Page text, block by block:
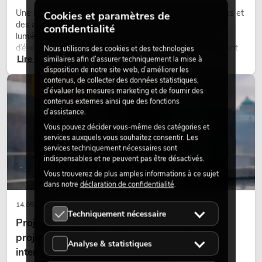
Une lumière très chaude, des surfaces lumineuses visibles et
des accents colorés caractérisent de nombreux designs
lumière actuels sur les scènes, dans les clubs et lors
d’événements. La lumière rétro n’est pas un effet purement
nostalgique, mais un outil de conception utilisé de manière
ciblée : elle crée une atmosphère, donne du caractère aux
scènes et peut rendre les configurations LED techniques plus
émotionnelles.
Lire maintenant
14.05.2026
Projecteurs à tête mobile d'extérieur : des
projecteurs à tête mobile résistants aux
intempéries pour les événements
ÉCLAIRAGE
Cookies et paramètres de
confidentialité
Nous utilisons des cookies et des technologies
similaires afin d’assurer techniquement la mise à
disposition de notre site web, d’améliorer les
contenus, de collecter des données statistiques,
d’évaluer les mesures marketing et de fournir des
contenus externes ainsi que des fonctions
d’assistance.
Vous pouvez décider vous-même des catégories et
services auxquels vous souhaitez consentir. Les
services techniquement nécessaires sont
indispensables et ne peuvent pas être désactivés.
Vous trouverez de plus amples informations à ce sujet
dans notre déclaration de confidentialité.
Techniquement nécessaire
Analyse & statistiques